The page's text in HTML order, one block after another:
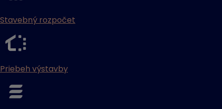
Stavebný rozpočet
Priebeh výstavby